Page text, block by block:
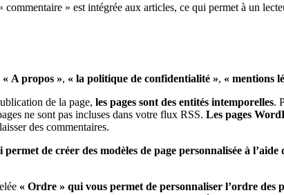
commentaire » est intégrée aux articles, ce qui permet à un
« A propos », « la politique de confidentialité », « mentions
de la page, les pages sont des entités intemporelles.
ne sont pas incluses dans votre flux RSS. Les pages
des commentaires.
de créer des modèles de page personnalisée à l’aide
« Ordre » qui vous permet de personnaliser l’ordre